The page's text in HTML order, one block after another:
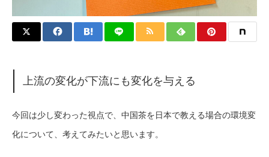
上流の変化が下流にも変化を与える
今回は少し変わった視点で、中国茶を日本で教える場合の環境変
化について、考えてみたいと思います。